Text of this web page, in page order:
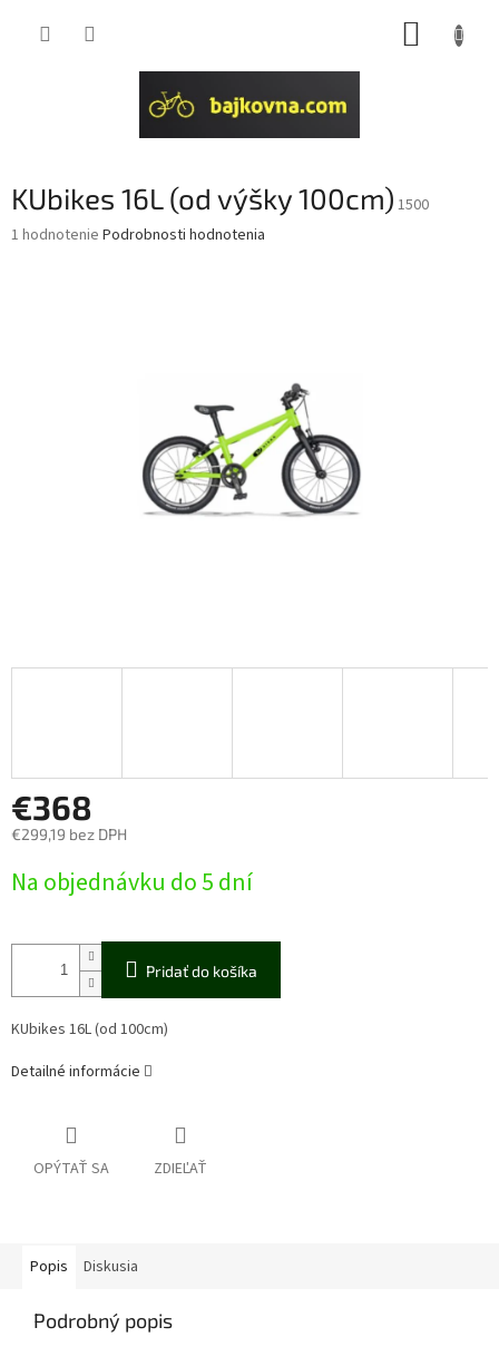
KUbikes 16L (od výšky 100cm) 1500
Priemerné
1 hodnotenie Podrobnosti hodnotenia
€368
€299,19 bez DPH
cena:
Na objednávku do 5 dní
Pridať do košíka
KUbikes 16L (od 100cm)
Detailné informácie
OPÝTAŤ SA ZDIEĽAŤ
Popis Diskusia
Podrobný popis